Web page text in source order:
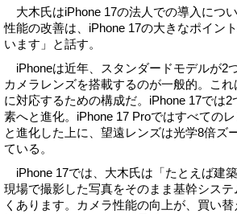
大木氏はiPhone 17の法人での導入につ
性能の改善は、iPhone 17の大きなポイン
います」と話す。
iPhoneは近年、スタンダードモデルが2
カメラレンズを搭載するのが一般的。こ
に対応するための構成だ。iPhone 17では
素へと進化。iPhone 17 Proではすべての
と進化した上に、望遠レンズは光学8倍ズ
ている。
iPhone 17では、大木氏は「たとえば建築
現場で撮影した写真をそのまま基幹シス
くあります。カメラ性能の向上が、買い